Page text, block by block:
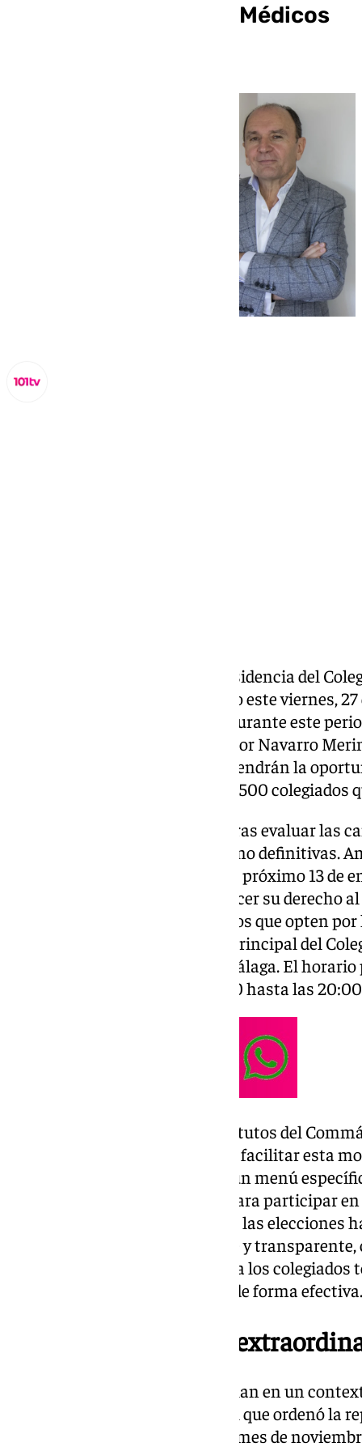
presidir el Colegio de Médicos
El proceso electoral para la presidencia del
(Commálaga) ha dado comienzo este viernes,
hasta el próximo 10 de enero. Durante este
definitivas, lideradas por el doctor Navarro
Chamorro Ladrón de Guevara, tendrán la
propuestas y proyectos a los 10.500
La Junta Electoral del colegio, tras evaluar las
validado estas dos opciones como definitivas.
elecciones programadas para el próximo 13 de
médicos colegiados podrán ejercer su derecho
o a través de correo. Para aquellos que opten
estarán habilitadas en la sede principal del
número 1 de calle Curtidores, Málaga. El
ininterrumpido, desde las 08:00 hasta las
Además, como recogen los Estatutos del
opción de votar por correo. Para facilitar esta
disposición de los interesados un menú
detallan los pasos necesarios para participar
forma. El equipo organizador de las elecciones
garantizar un proceso accesible y
establecidas y proporcionando a los
para ejercer su derecho al voto de forma efectiva.
Un proceso electoral
Estas elecciones no se desarrollan en un
resultado de un proceso judicial que ordenó la
iniciado en 2021. Fue el pasado mes de